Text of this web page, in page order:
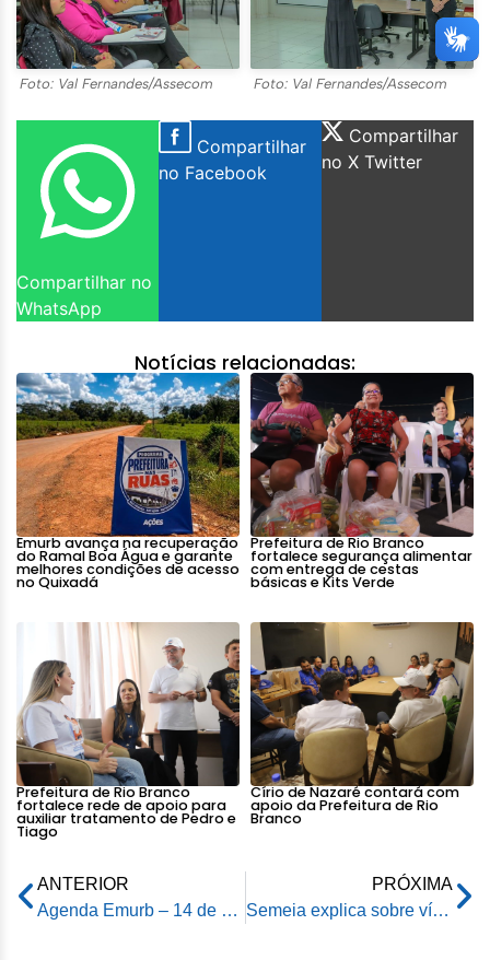
Foto: Val Fernandes/Assecom Foto: Val Fernandes/Assecom
Compartilhar no
WhatsApp
Compartilhar
no Facebook
Compartilhar
no X Twitter
Notícias relacionadas:
Emurb avança na recuperação
do Ramal Boa Água e garante
melhores condições de acesso
no Quixadá
Prefeitura de Rio Branco
fortalece segurança alimentar
com entrega de cestas
básicas e Kits Verde
Prefeitura de Rio Branco
fortalece rede de apoio para
auxiliar tratamento de Pedro e
Tiago
Círio de Nazaré contará com
apoio da Prefeitura de Rio
Branco
ANTERIOR
Agenda Emurb – 14 de maio de 2024
PRÓXIMA
Semeia explica sobre vídeo que circula nas redes sociais mostrando onças soltas